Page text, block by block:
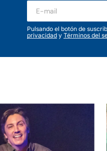
Pulsando el botón de
privacidad y Términos del